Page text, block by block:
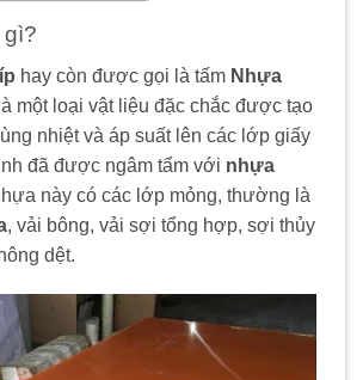
gì?
hay còn được gọi là tấm Nhựa
một loại vật liệu đặc chắc được tạo
nhiệt và áp suất lên các lớp giấy
đã được ngâm tẩm với nhựa
này có các lớp mỏng, thường là
, vải bông, vải sợi tổng hợp, sợi thủy
dệt.